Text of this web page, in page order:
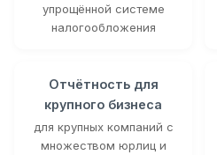
упрощённой системе
налогообложения
Отчётность для
крупного бизнеса
для крупных компаний с
множеством юрлиц и